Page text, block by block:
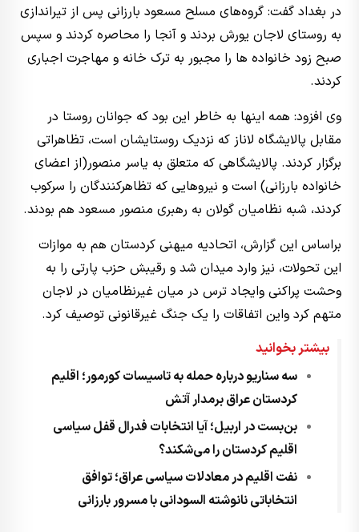
در بغداد گفت: گروه‌های مسلح مسعود بارزانی پس از تیراندازی
به روستای لاجان یورش بردند و آنجا را محاصره کردند و سپس
صبح زود خانواده‌ ها را مجبور به ترک خانه و مهاجرت اجباری
کردند.
وی افزود: همه اینها به خاطر این بود که جوانان روستا در
مقابل پالایشگاه لاناز که نزدیک روستایشان است، تظاهراتی
برگزار کردند. پالایشگاهی که متعلق به یاسر منصور(از اعضای
خانواده بارزانی) است و نیروهایی که تظاهرکنندگان را سرکوب
کردند، شبه نظامیان گولان به رهبری منصور مسعود هم بودند.
براساس این گزارش، اتحادیه میهنی کردستان هم به موازات
این تحولات، نیز وارد میدان شد و رقیبش حزب پارتی را به
وحشت پراکنی وایجاد ترس در میان غیرنظامیان در لاجان
متهم کرد واین اتفاقات را یک جنگ غیرقانونی توصیف کرد.
بیشتر بخوانید
سه سناریو درباره حمله به تاسیسات کورمور؛ اقلیم
کردستان عراق برمدار آتش
بن‌بست در اربیل؛ آیا انتخابات فدرال قفل سیاسی
اقلیم کردستان را می‌شکند؟
نفت اقلیم در معادلات سیاسی عراق؛ توافق
انتخاباتی نانوشته السودانی با مسرور بارزانی